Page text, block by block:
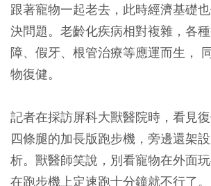
跟著寵物一起老去，此時經濟基礎
決問題。老齡化疾病相對複雜，各
障、假牙、根管治療等應運而生，
物復健。
記者在採訪屏科大獸醫院時，看見
四條腿的加長版跑步機，旁邊還架
析。獸醫師笑說，別看寵物在外面
在跑步機上定速跑十分鐘就不行了